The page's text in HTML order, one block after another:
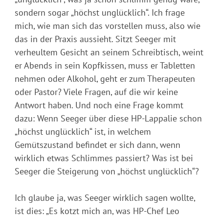
sondern sogar „höchst unglücklich“. Ich frage
mich, wie man sich das vorstellen muss, also wie
das in der Praxis aussieht. Sitzt Seeger mit
verheultem Gesicht an seinem Schreibtisch, weint
er Abends in sein Kopfkissen, muss er Tabletten
nehmen oder Alkohol, geht er zum Therapeuten
oder Pastor? Viele Fragen, auf die wir keine
Antwort haben. Und noch eine Frage kommt
dazu: Wenn Seeger über diese HP-Lappalie schon
„höchst unglücklich“ ist, in welchem
Gemütszustand befindet er sich dann, wenn
wirklich etwas Schlimmes passiert? Was ist bei
Seeger die Steigerung von „höchst unglücklich“?
Ich glaube ja, was Seeger wirklich sagen wollte,
ist dies: „Es kotzt mich an, was HP-Chef Leo